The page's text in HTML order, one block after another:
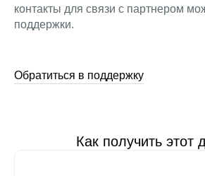
контакты для связи с партнером
поддержки.
Обратиться в поддержку
Как получить этот